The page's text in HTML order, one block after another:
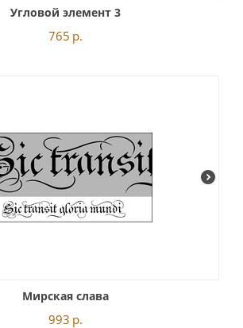
Угловой элемент 3
765 р.
Мирская слава
993 р.